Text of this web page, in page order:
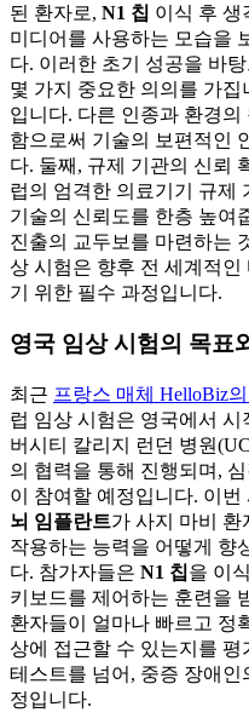
된 환자로, N1 칩 이식 후 생
미디어를 사용하는 모습을
다. 이러한 초기 성공을 바
몇 가지 중요한 의의를 가
입니다. 다른 인종과 환경
함으로써 기술의 보편적인
다. 둘째, 규제 기관의 신뢰
럽의 엄격한 의료기기 규제
기술의 신뢰도를 한층 높여
진출의 교두보를 마련하는
상 시험은 향후 전 세계적인
기 위한 필수 과정입니다.
영국 임상 시험의 목표
최근 프랑스 매체 HelloBiz
럽 임상 시험은 영국에서 시
버시티 칼리지 런던 병원
의 협력을 통해 진행되며,
이 참여할 예정입니다. 이번
뇌 임플란트가 사지 마비 환
작용하는 능력을 어떻게 향
다. 참가자들은 N1 칩을 이
키보드를 제어하는 훈련을
환자들이 얼마나 빠르고 정
상에 접근할 수 있는지를
테스트를 넘어, 중증 장애
정입니다.